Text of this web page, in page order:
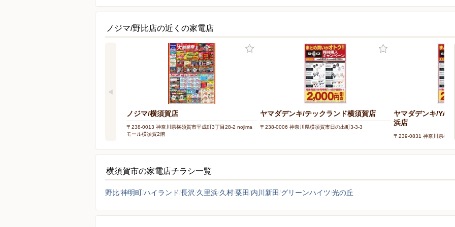
ノジマ/野比店の近くの家電店
ノジマ/横須賀店
〒238-0013 神奈川県横須賀市平成町3丁目28-2 nojima
モール横須賀2階
ヤマダデンキ/テックランド横須賀店
〒238-0006 神奈川県横須賀市日の出町3-3-3
ヤマダデンキ/
浜店
〒239-0831 神奈川県横須
横須賀市の家電店チラシ一覧
野比 神明町ハイランド 長沢 久里浜 久村粟田 内川新田 グリーンハイツ 光の丘